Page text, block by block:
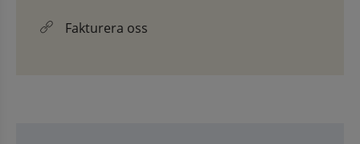
Fakturera oss